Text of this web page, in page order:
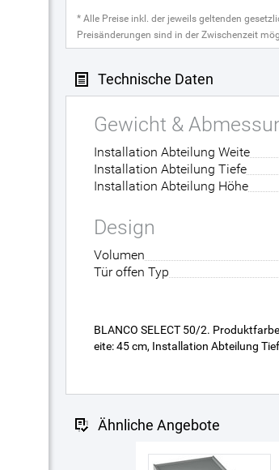
* Alle Preise inkl. der jeweils geltenden
Preisänderungen sind in der Zwischenzeit
Technische Daten
Gewicht &
Installation Abteilung Weite
Installation Abteilung Tiefe
Installation Abteilung Höhe
Design
Volumen
Tür offen Typ
BLANCO SELECT 50/2.
eite: 45 cm, Installation Abteilung
Ähnliche Angebote